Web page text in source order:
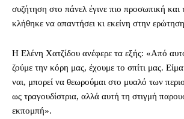
συζήτηση στο πάνελ έγινε πιο προσωπική και
κλήθηκε να απαντήσει κι εκείνη στην
Η Ελένη Χατζίδου ανέφερε τα εξής: «Από
ζούμε την κόρη μας, έχουμε το σπίτι μας.
ναι, μπορεί να θεωρούμαι στο μυαλό των
ως τραγουδίστρια, αλλά αυτή τη στιγμή
εκπομπή».